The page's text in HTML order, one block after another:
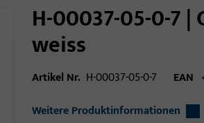
H-00037-05-0-7
weiss
Artikel Nr. H-00037-05-0-7 EAN
Weitere Produktinformationen